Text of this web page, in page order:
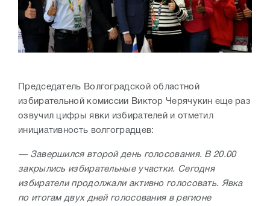
Председатель Волгоградской областной
избирательной комиссии Виктор Черячукин еще раз
озвучил цифры явки избирателей и отметил
инициативность волгоградцев:
— Завершился второй день голосования. В 20.00
закрылись избирательные участки. Сегодня
избиратели продолжали активно голосовать. Явка
по итогам двух дней голосования в регионе